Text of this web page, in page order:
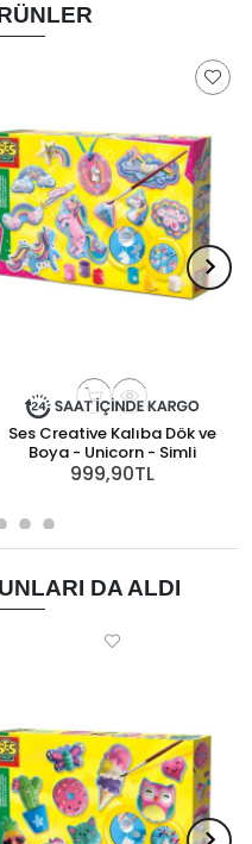
Ses Creative Kalıba Dök ve
Boya - Unicorn - Simli
999,90TL
DA ALDI